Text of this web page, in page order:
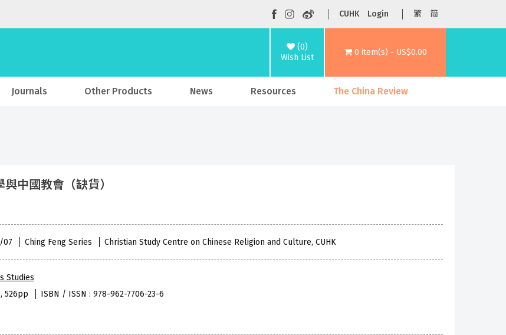
CUHK Login 繁 简
(0)
Wish List
0 item(s) - US$0.00
Journals Other Products News Resources The China Review
中國教會（缺貨）
07 Ching Feng Series Christian Study Centre on Chinese Religion and Culture, CUHK
Studies
526pp
ISBN / ISSN : 978-962-7706-23-6